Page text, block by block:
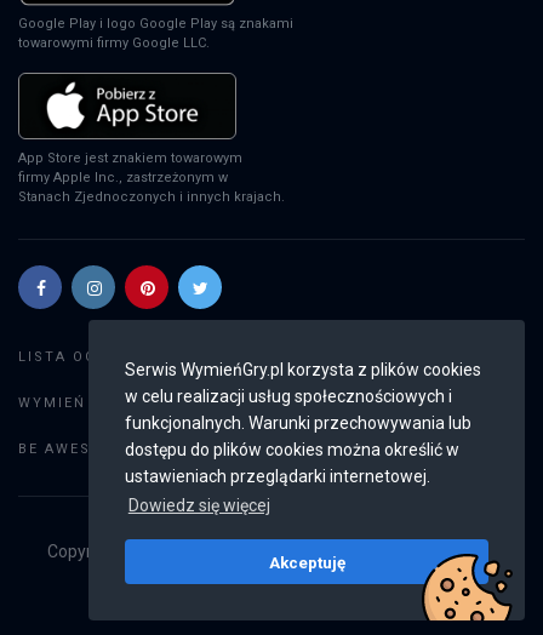
Serwis WymieńGry.pl korzysta z plików cookies
w celu realizacji usług społecznościowych i
funkcjonalnych. Warunki przechowywania lub
dostępu do plików cookies można określić w
ustawieniach przeglądarki internetowej.
Dowiedz się więcej
Akceptuję
Google Play i logo Google Play są znakami
towarowymi firmy Google LLC.
App Store jest znakiem towarowym
firmy Apple Inc., zastrzeżonym w
Stanach Zjednoczonych i innych krajach.
LISTA OGŁOSZEŃ:
WYMIEŃ GRY: Dodaj ogłoszenie
BE AWESOME: Weryfikacja konta
Copyright © 2019 - 2026
Wszystkie prawa
v2.8.4